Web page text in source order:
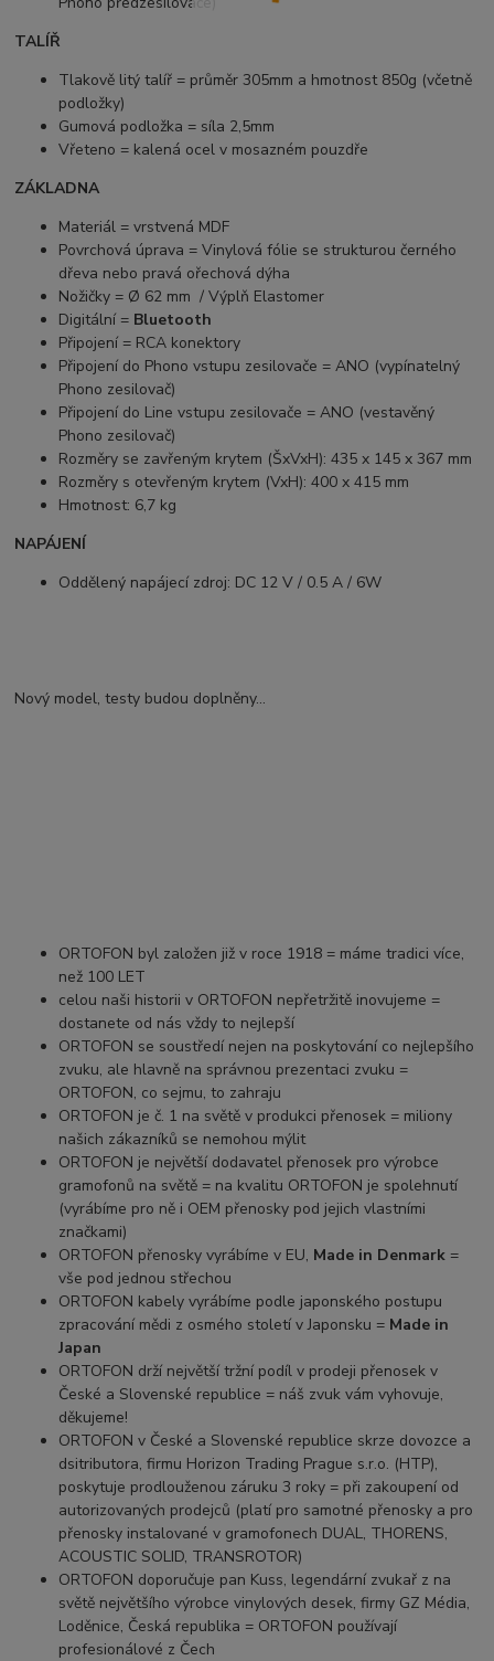
TALÍŘ
Tlakově litý talíř = průměr 305mm a hmotnost 850g (včetně
podložky)
Gumová podložka = síla 2,5mm
Vřeteno = kalená ocel v mosazném pouzdře
ZÁKLADNA
Materiál = vrstvená MDF
Povrchová úprava = Vinylová fólie se strukturou černého
dřeva nebo pravá ořechová dýha
Nožičky = Ø 62 mm / Výplň Elastomer
Digitální = Bluetooth
Připojení = RCA konektory
Připojení do Phono vstupu zesilovače = ANO (vypínatelný
Phono zesilovač)
Připojení do Line vstupu zesilovače = ANO (vestavěný
Phono zesilovač)
Rozměry se zavřeným krytem (ŠxVxH): 435 x 145 x 367 mm
Rozměry s otevřeným krytem (VxH): 400 x 415 mm
Hmotnost: 6,7 kg
NAPÁJENÍ
Oddělený napájecí zdroj: DC 12 V / 0.5 A / 6W
Nový model, testy budou doplněny...
ORTOFON byl založen již v roce 1918 = máme tradici více,
než 100 LET
celou naši historii v ORTOFON nepřetržitě inovujeme =
dostanete od nás vždy to nejlepší
ORTOFON se soustředí nejen na poskytování co nejlepšího
zvuku, ale hlavně na správnou prezentaci zvuku =
ORTOFON, co sejmu, to zahraju
ORTOFON je č. 1 na světě v produkci přenosek = miliony
našich zákazníků se nemohou mýlit
ORTOFON je největší dodavatel přenosek pro výrobce
gramofonů na světě = na kvalitu ORTOFON je spolehnutí
(vyrábíme pro ně i OEM přenosky pod jejich vlastními
značkami)
ORTOFON přenosky vyrábíme v EU, Made in Denmark =
vše pod jednou střechou
ORTOFON kabely vyrábíme podle japonského postupu
zpracování mědi z osmého století v Japonsku = Made in
Japan
ORTOFON drží největší tržní podíl v prodeji přenosek v
České a Slovenské republice = náš zvuk vám vyhovuje,
děkujeme!
ORTOFON v České a Slovenské republice skrze dovozce a
dsitributora, firmu Horizon Trading Prague s.r.o. (HTP),
poskytuje prodlouženou záruku 3 roky = při zakoupení od
autorizovaných prodejců (platí pro samotné přenosky a pro
přenosky instalované v gramofonech DUAL, THORENS,
ACOUSTIC SOLID, TRANSROTOR)
ORTOFON doporučuje pan Kuss, legendární zvukař z na
světě největšího výrobce vinylových desek, firmy GZ Média,
Loděnice, Česká republika = ORTOFON používají
profesionálové z Čech